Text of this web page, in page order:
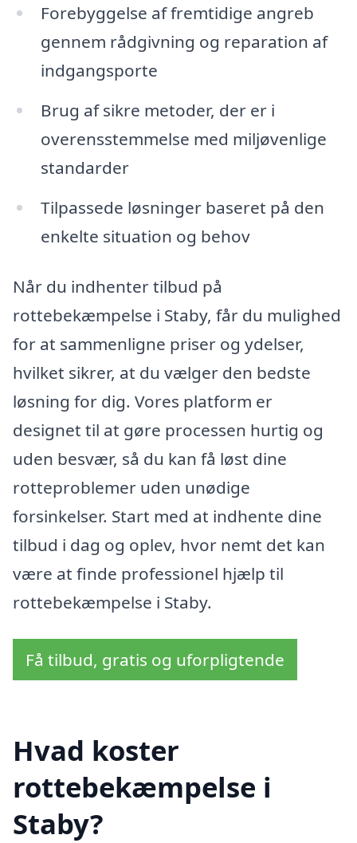
Forebyggelse af fremtidige angreb
gennem rådgivning og reparation af
indgangsporte
Brug af sikre metoder, der er i
overensstemmelse med miljøvenlige
standarder
Tilpassede løsninger baseret på den
enkelte situation og behov
Når du indhenter tilbud på
rottebekæmpelse i Staby, får du mulighed
for at sammenligne priser og ydelser,
hvilket sikrer, at du vælger den bedste
løsning for dig. Vores platform er
designet til at gøre processen hurtig og
uden besvær, så du kan få løst dine
rotteproblemer uden unødige
forsinkelser. Start med at indhente dine
tilbud i dag og oplev, hvor nemt det kan
være at finde professionel hjælp til
rottebekæmpelse i Staby.
Få tilbud, gratis og uforpligtende
Hvad koster
rottebekæmpelse i
Staby?